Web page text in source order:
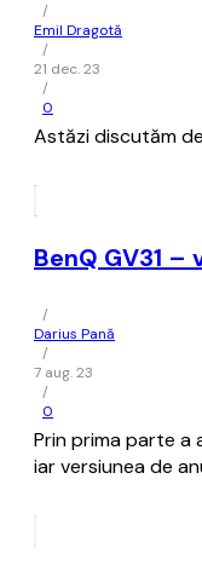
/
Emil Dragotă
/
21 dec. 23
/
0
Astăzi discutăm
BenQ GV31
/
Darius Pană
/
7 aug. 23
/
0
Prin prima parte
iar versiunea de